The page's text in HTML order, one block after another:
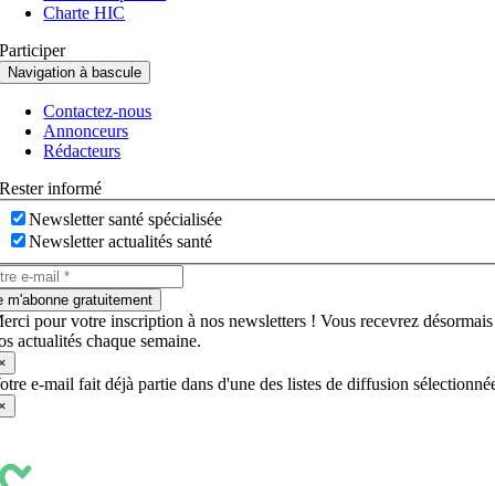
Charte HIC
Participer
Navigation à bascule
Contactez-nous
Annonceurs
Rédacteurs
Rester informé
Newsletter santé spécialisée
Newsletter actualités santé
m'abonne gratuitement
pour votre inscription à nos newsletters ! Vous recevrez désormais
actualités chaque semaine.
e-mail fait déjà partie dans d'une des listes de diffusion